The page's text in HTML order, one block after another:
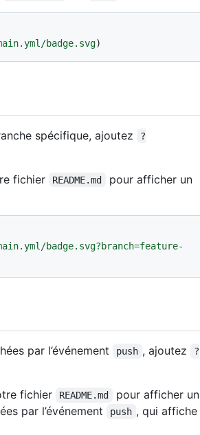
badge.svg
spécifique, ajoutez
?
fichier
README.md
pour afficher un
badge.svg?branch=feature-
par l’événement push , ajoutez
?
fichier
README.md
pour afficher un
par l’événement
push , qui affiche